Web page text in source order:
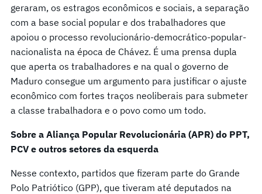
geraram, os estragos econômicos e sociais, a separação
com a base social popular e dos trabalhadores que
apoiou o processo revolucionário-democrático-popular-
nacionalista na época de Chávez. É uma prensa dupla
que aperta os trabalhadores e na qual o governo de
Maduro consegue um argumento para justificar o ajuste
econômico com fortes traços neoliberais para submeter
a classe trabalhadora e o povo como um todo.
Sobre a Aliança Popular Revolucionária (APR) do PPT,
PCV e outros setores da esquerda
Nesse contexto, partidos que fizeram parte do Grande
Polo Patriótico (GPP), que tiveram até deputados na